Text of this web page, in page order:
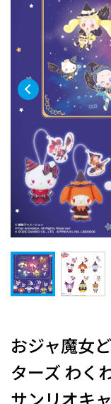
おジャ魔女
ターズ わく
サンリオキ